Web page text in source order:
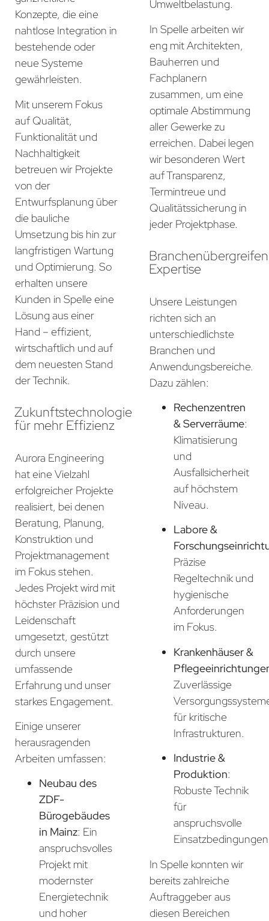
Konzepte, die eine
nahtlose Integration in
bestehende oder
neue Systeme
gewährleisten.
Mit unserem Fokus
auf Qualität,
Funktionalität und
Nachhaltigkeit
betreuen wir Projekte
von der
Entwurfsplanung über
die bauliche
Umsetzung bis hin zur
langfristigen Wartung
und Optimierung. So
erhalten unsere
Kunden in Spelle eine
Lösung aus einer
Hand – effizient,
wirtschaftlich und auf
dem neuesten Stand
der Technik.
Zukunftstechnologie
für mehr Effizienz
Aurora Engineering
hat eine Vielzahl
erfolgreicher Projekte
realisiert, bei denen
Beratung, Planung,
Konstruktion und
Projektmanagement
im Fokus stehen.
Jedes Projekt wird mit
höchster Präzision und
Leidenschaft
umgesetzt, gestützt
durch unsere
umfassende
Erfahrung und unser
starkes Engagement.
Einige unserer
herausragenden
Arbeiten umfassen:
Neubau des
ZDF-
Bürogebäudes
in Mainz: Ein
anspruchsvolles
Projekt mit
modernster
Energietechnik
und hoher
Umweltbelastung.
In Spelle arbeiten wir
eng mit Architekten,
Bauherren und
Fachplanern
zusammen, um eine
optimale Abstimmung
aller Gewerke zu
erreichen. Dabei legen
wir besonderen Wert
auf Transparenz,
Termintreue und
Qualitätssicherung in
jeder Projektphase.
Expertise
Unsere Leistungen
richten sich an
unterschiedlichste
Branchen und
Anwendungsbereiche.
Dazu zählen:
Rechenzentren
& Serverräume:
Klimatisierung
und
Ausfallsicherheit
auf höchstem
Niveau.
Labore &
Präzise
Regeltechnik und
hygienische
Anforderungen
im Fokus.
Krankenhäuser &
Zuverlässige
für kritische
Infrastrukturen.
Industrie &
Produktion:
Robuste Technik
für
anspruchsvolle
In Spelle konnten wir
bereits zahlreiche
Auftraggeber aus
diesen Bereichen